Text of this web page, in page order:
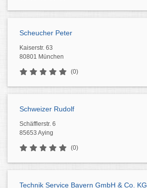
Scheucher Peter
Kaiserstr. 63
80801 München
(0)
Schweizer Rudolf
Schäfflerstr. 6
85653 Aying
(0)
Technik Service Bayern GmbH & Co. KG